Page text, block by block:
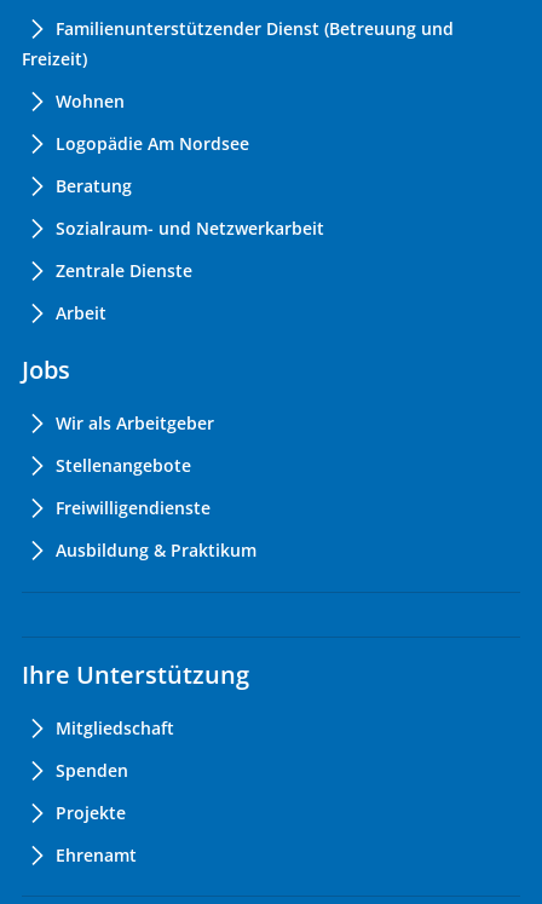
Familienunterstützender Dienst (Betreuung und
Freizeit)
Wohnen
Logopädie Am Nordsee
Beratung
Sozialraum- und Netzwerkarbeit
Zentrale Dienste
Arbeit
Jobs
Wir als Arbeitgeber
Stellenangebote
Freiwilligendienste
Ausbildung & Praktikum
Ihre Unterstützung
Mitgliedschaft
Spenden
Projekte
Ehrenamt